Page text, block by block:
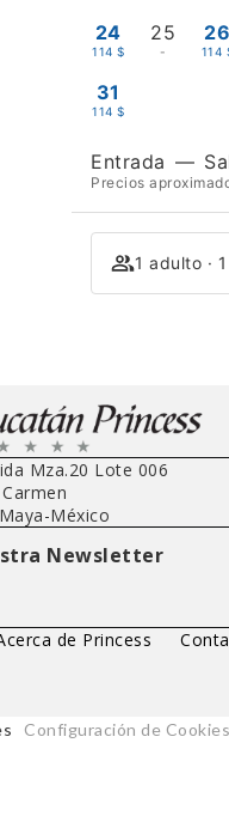
24
114 $
25
-
26
114
31
114 $
Entrada —
Precios
1 adulto ·
Mza.20 Lote 006
-México
Newsletter
de Princess
Configuración de Cookies